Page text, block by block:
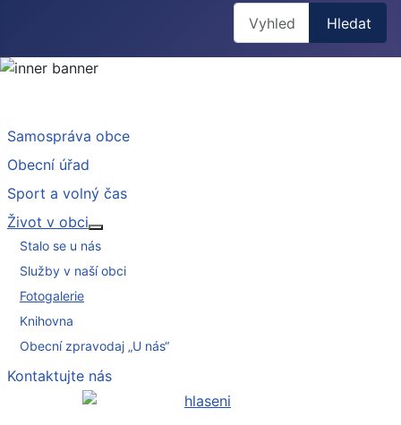
Hledat
Samospráva obce
Obecní úřad
Sport a volný čas
Život v obci
Stalo se u nás
Služby v naší obci
Fotogalerie
Knihovna
Obecní zpravodaj „U nás“
Kontaktujte nás